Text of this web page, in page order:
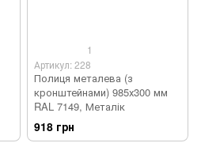
1
Артикул: 228
Полиця металева (з
кронштейнами) 985х300 мм
RAL 7149, Металік
918 грн